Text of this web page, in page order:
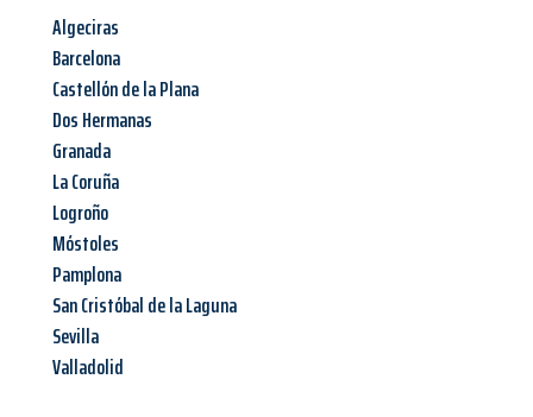
Algeciras
Barcelona
Castellón de la Plana
Dos Hermanas
Granada
La Coruña
Logroño
Móstoles
Pamplona
San Cristóbal de la Laguna
Sevilla
Valladolid